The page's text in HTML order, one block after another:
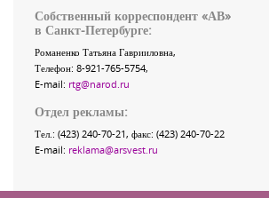
Собственный корреспондент «АВ»
в Санкт-Петербурге:
Романенко Татьяна Гаврииловна,
Телефон: 8-921-765-5754,
E-mail: rtg@narod.ru
Отдел рекламы:
Тел.: (423) 240-70-21, факс: (423) 240-70-22
E-mail: reklama@arsvest.ru